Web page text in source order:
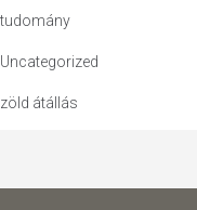
tudomány
Uncategorized
zöld átállás